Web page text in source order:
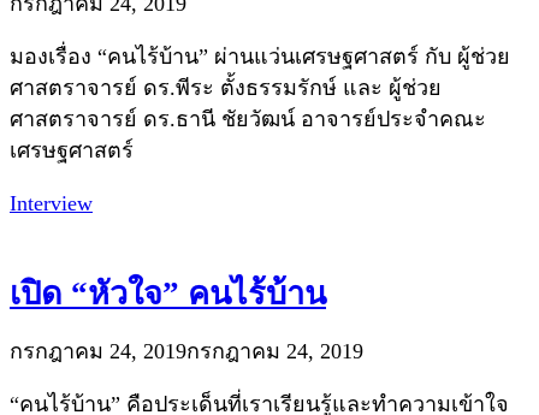
มองเรื่อง “คนไร้บ้าน” ผ่านแว่นเศรษฐศาสตร์ กับ ผู้ช่วย
ศาสตราจารย์ ดร.พีระ ตั้งธรรมรักษ์ และ ผู้ช่วย
ศาสตราจารย์ ดร.ธานี ชัยวัฒน์ อาจารย์ประจำคณะ
เศรษฐศาสตร์
Interview
เปิด “หัวใจ” คนไร้บ้าน
กรกฎาคม 24, 2019กรกฎาคม 24, 2019
“คนไร้บ้าน” คือประเด็นที่เราเรียนรู้และทำความเข้าใจ